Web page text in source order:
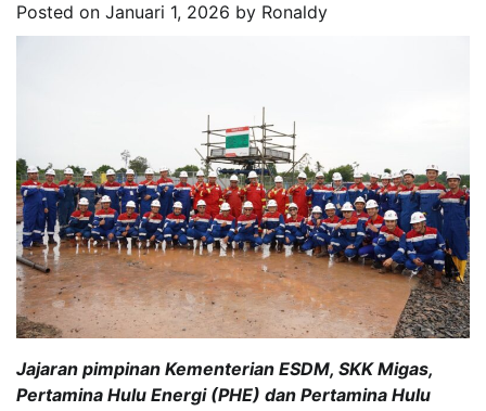
Posted on Januari 1, 2026 by Ronaldy
Jajaran pimpinan Kementerian ESDM, SKK Migas,
Pertamina Hulu Energi (PHE) dan Pertamina Hulu